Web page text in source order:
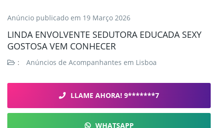
Anúncio publicado em 19 Março 2026
LINDA ENVOLVENTE SEDUTORA EDUCADA SEXY
GOSTOSA VEM CONHECER
: Anúncios de Acompanhantes em Lisboa
LLAME AHORA! 9*******7
WHATSAPP